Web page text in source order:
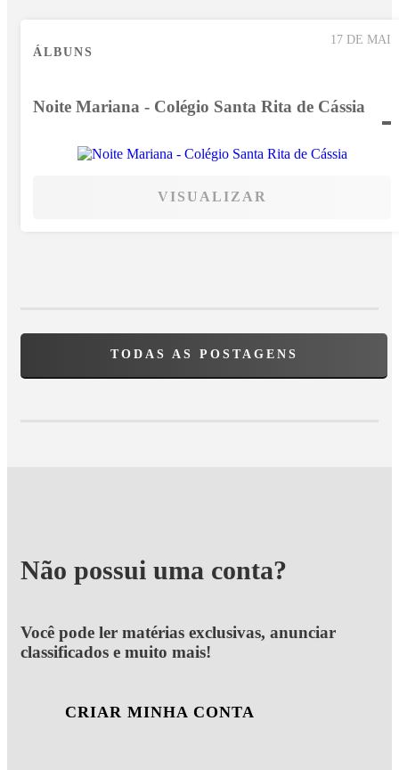
17 DE MAI
ÁLBUNS
Noite Mariana - Colégio Santa Rita de Cássia
VISUALIZAR
TODAS AS POSTAGENS
Não possui uma conta?
Você pode ler matérias exclusivas, anunciar
classificados e muito mais!
CRIAR MINHA CONTA